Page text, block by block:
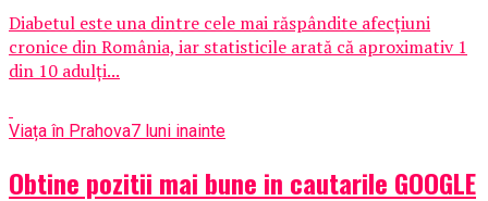
Diabetul este una dintre cele mai răspândite afecţiuni
cronice din România, iar statisticile arată că aproximativ 1
din 10 adulţi...
Viața în Prahova7 luni inainte
Obtine pozitii mai bune in cautarile GOOGLE